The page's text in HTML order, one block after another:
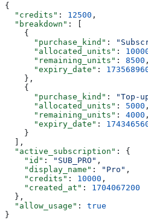
{
  "credits"
: 12500 ,
  "breakdown"
: [
    {
      "purchase_kind"
:
      "allocated_units"
:
      "remaining_units"
: 8500 ,
      "expiry_date"
:
    },
    {
      "purchase_kind"
: "Top-
      "allocated_units"
: 5000 ,
      "remaining_units"
: 4000 ,
      "expiry_date"
:
    }
  ],
  "active_subscription"
: {
    "id"
: "SUB_PRO" ,
    "display_name"
: "Pro" ,
    "credits"
: 10000 ,
    "created_at"
: 1704067200
  },
  "allow_usage"
: true
}